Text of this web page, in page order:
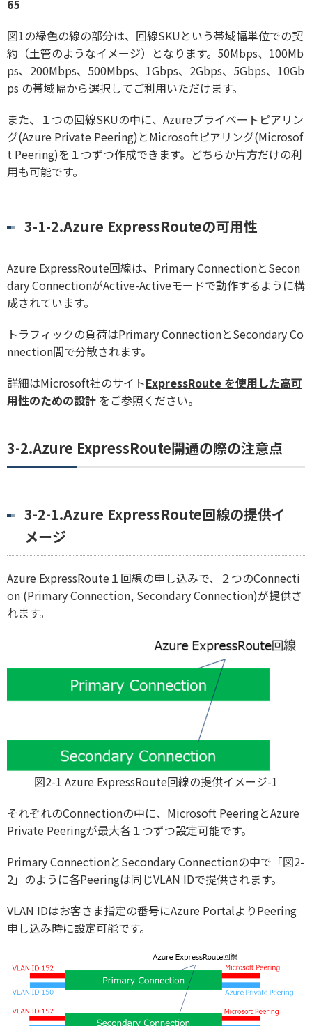
65
図1の緑色の線の部分は、回線SKUという帯域幅単位での契
約（土管のようなイメージ）となります。50Mbps、100Mb
ps、200Mbps、500Mbps、1Gbps、2Gbps、5Gbps、10Gb
ps の帯域幅から選択してご利用いただけます。
また、１つの回線SKUの中に、Azureプライベートピアリン
グ(Azure Private Peering)とMicrosoftピアリング(Microsof
t Peering)を１つずつ作成できます。どちらか片方だけの利
用も可能です。
3-1-2.Azure ExpressRouteの可用性
Azure ExpressRoute回線は、Primary ConnectionとSecon
dary ConnectionがActive-Activeモードで動作するように構
成されています。
トラフィックの負荷はPrimary ConnectionとSecondary Co
nnection間で分散されます。
詳細はMicrosoft社のサイトExpressRoute を使用した高可
用性のための設計 をご参照ください。
3-2.Azure ExpressRoute開通の際の注意点
3-2-1.Azure ExpressRoute回線の提供イ
メージ
Azure ExpressRoute１回線の申し込みで、２つのConnecti
on (Primary Connection, Secondary Connection)が提供さ
れます。
図2-1 Azure ExpressRoute回線の提供イメージ-1
それぞれのConnectionの中に、Microsoft PeeringとAzure
Private Peeringが最大各１つずつ設定可能です。
Primary ConnectionとSecondary Connectionの中で「図2-
2」のように各Peeringは同じVLAN IDで提供されます。
VLAN IDはお客さま指定の番号にAzure PortalよりPeering
申し込み時に設定可能です。